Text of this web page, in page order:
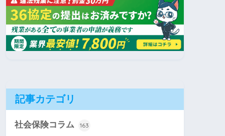
記事カテゴリ
社会保険コラム 163